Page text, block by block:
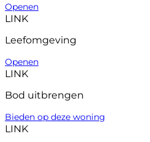
Openen
LINK
Leefomgeving
Openen
LINK
Bod uitbrengen
Bieden op deze woning
LINK